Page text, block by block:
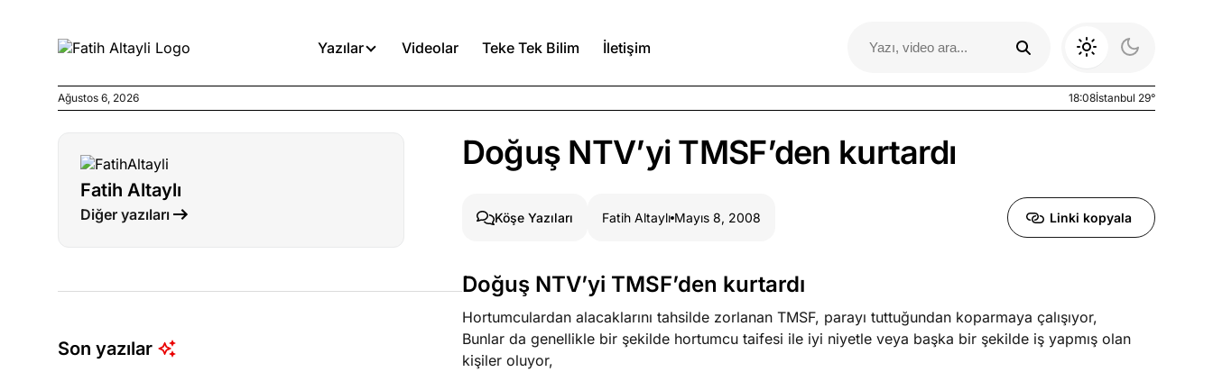
Yazılar Videolar Teke Tek Bilim İletişim
Ağustos 4, 2026
Türkiye’den niye umutlu olduğumu bilmek
Köşe Yazıları Spor Yazıları Otomobil Yazıları
Ağustos 6, 2026 18:08İstanbul 29°
Fatih Altaylı
Diğer yazıları
Son yazılar
Doğuş NTV’yi TMSF’den kurtardı
Köşe Yazıları Fatih Altaylı Mayıs 8, 2008 Linki kopyala
Doğuş NTV’yi TMSF’den kurtardı
Hortumculardan alacaklarını tahsilde zorlanan TMSF, parayı tuttuğundan koparmaya çalışıyor,
Bunlar da genellikle bir şekilde hortumcu taifesi ile iyi niyetle veya başka bir şekilde iş yapmış olan
kişiler oluyor,